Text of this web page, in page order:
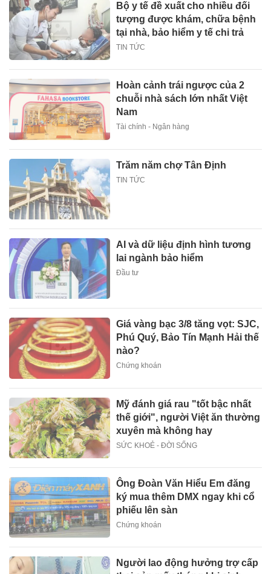
Bộ y tế đề xuất cho nhiều đối
tượng được khám, chữa bệnh
tại nhà, bảo hiểm y tế chi trả
TIN TỨC
Hoàn cảnh trái ngược của 2
chuỗi nhà sách lớn nhất Việt
Nam
Tài chính - Ngân hàng
Trăm năm chợ Tân Định
TIN TỨC
AI và dữ liệu định hình tương
lai ngành bảo hiểm
Đầu tư
Giá vàng bạc 3/8 tăng vọt: SJC,
Phú Quý, Bảo Tín Mạnh Hải thế
nào?
Chứng khoán
Mỹ đánh giá rau "tốt bậc nhất
thế giới", người Việt ăn thường
xuyên mà không hay
SỨC KHOẺ - ĐỜI SỐNG
Ông Đoàn Văn Hiểu Em đăng
ký mua thêm DMX ngay khi cổ
phiếu lên sàn
Chứng khoán
Người lao động hưởng trợ cấp